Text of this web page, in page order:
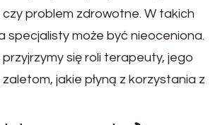
czy problem zdrowotne. W takich
specjalisty może być nieoceniona.
się roli terapeuty, jego
jakie płyną z korzystania z